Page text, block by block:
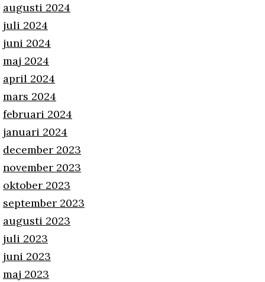
augusti 2024
juli 2024
juni 2024
maj 2024
april 2024
mars 2024
februari 2024
januari 2024
december 2023
november 2023
oktober 2023
september 2023
augusti 2023
juli 2023
juni 2023
maj 2023